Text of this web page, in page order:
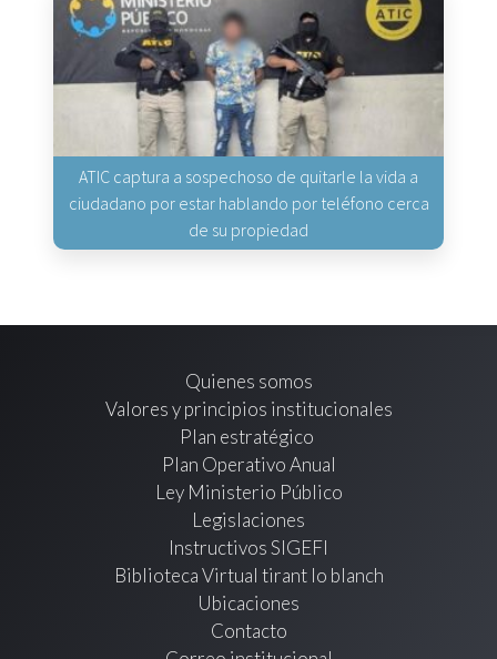
ATIC captura a sospechoso de quitarle la vida a
ciudadano por estar hablando por teléfono cerca
de su propiedad
Quienes somos
Valores y principios institucionales
Plan estratégico
Plan Operativo Anual
Ley Ministerio Público
Legislaciones
Instructivos SIGEFI
Biblioteca Virtual tirant lo blanch
Ubicaciones
Contacto